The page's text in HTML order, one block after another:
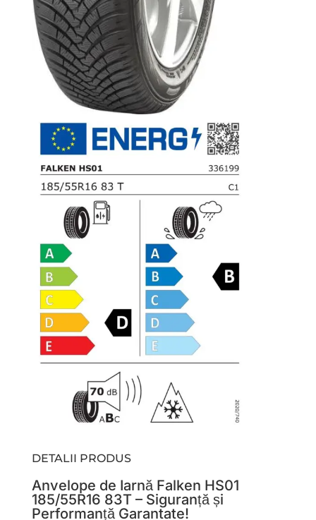
DETALII PRODUS
Anvelope de Iarnă Falken HS01
185/55R16 83T – Siguranță și
Performanță Garantate!